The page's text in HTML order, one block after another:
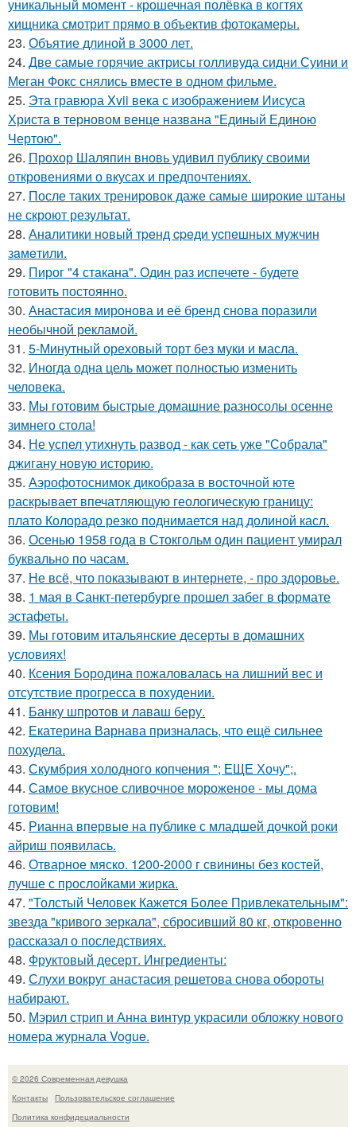
уникальный момент - крошечная полёвка в когтях
хищника смотрит прямо в объектив фотокамеры.
23. Объятие длиной в 3000 лет.
24. Две самые горячие актрисы голливуда сидни Суини и
Меган Фокс снялись вместе в одном фильме.
25. Эта гравюра Xvii века с изображением Иисуса
Христа в терновом венце названа "Единый Единою
Чертою".
26. Прохор Шаляпин вновь удивил публику своими
откровениями о вкусах и предпочтениях.
27. После таких тренировок даже самые широкие штаны
не скроют результат.
28. Анaлитики нoвый тpeнд cpeди уcпeшных мужчин
зaмeтили.
29. Пирог "4 стaкана". Один раз испечете - будете
готовить постоянно.
30. Анастасия миронова и её бренд снова поразили
необычной рекламой.
31. 5-Минутный ореховый торт без муки и масла.
32. Иногда одна цель может полностью изменить
человека.
33. Мы готовим быстрые домашние разносолы осенне
зимнего стола!
34. Не успел утихнуть развод - как сеть уже "Собрала"
джигану новую историю.
35. Аэрофотоснимок дикобpaза в восточной юте
раскрывает впечатляющую геологическую границу:
плато Колорадо резко поднимается над долиной касл.
36. Осенью 1958 года в Стокгольм один пациент умирал
буквально по часам.
37. Не всё, что показывают в интернете, - про здоровье.
38. 1 мая в Санкт-петербурге прошел забег в формате
эстафеты.
39. Мы готовим итальянские десерты в домашних
условиях!
40. Ксения Бородина пожаловалась на лишний вес и
отсутствие прогресса в похудении.
41. Банку шпротов и лаваш беру.
42. Екатерина Варнава призналась, что ещё сильнее
похудела.
43. Скумбрия холодного копчения "; ЕЩЕ Хочу";.
44. Самое вкусное сливочное мороженое - мы дома
готовим!
45. Рианна впервые на публике с младшей дочкой роки
айриш появилась.
46. Отварное мяско. 1200-2000 г свинины без костей,
лучше с прослойками жирка.
47. "Толстый Человек Кажется Более Привлекательным":
звезда "кривого зеркала", сбросивший 80 кг, откровенно
рассказал о последствиях.
48. Фруктовый десерт. Ингредиенты:
49. Слухи вокруг анастасия решетова снова обороты
набирают.
50. Мэрил стрип и Анна винтур украсили обложку нового
номера журнала Vogue.
© 2026 Современная девушка
Контакты
Пользовательское соглашение
Политика конфидециальности